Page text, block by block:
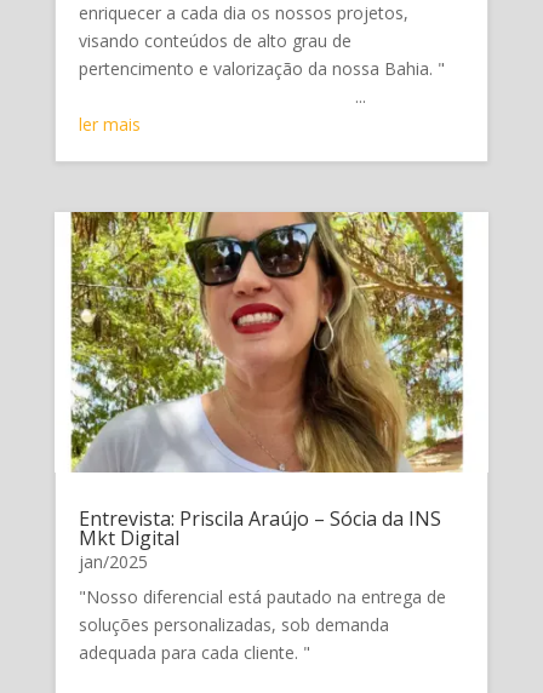
enriquecer a cada dia os nossos projetos,
visando conteúdos de alto grau de
pertencimento e valorização da nossa Bahia. "
...
ler mais
Entrevista: Priscila Araújo – Sócia da INS
Mkt Digital
jan/2025
"Nosso diferencial está pautado na entrega de
soluções personalizadas, sob demanda
adequada para cada cliente. "